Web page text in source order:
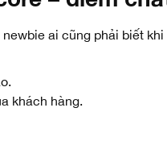
ai cũng phải biết
khách hàng.